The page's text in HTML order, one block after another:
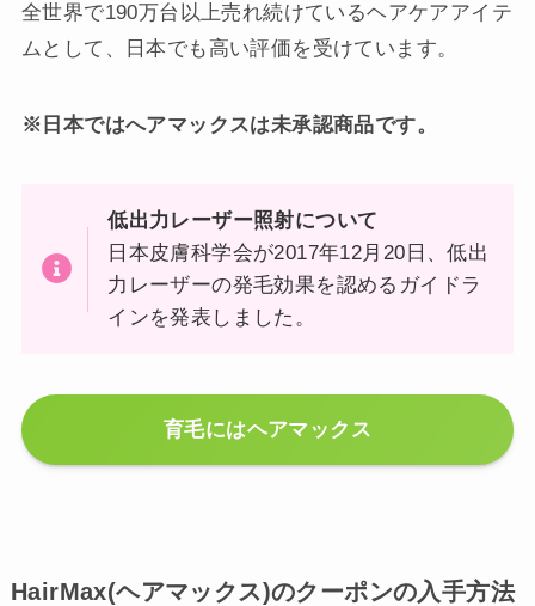
全世界で190万台以上売れ続けているヘアケアアイテ
ムとして、日本でも高い評価を受けています。
※日本ではへアマックスは未承認商品です。
低出力レーザー照射について
日本皮膚科学会が2017年12月20日、低出
力レーザーの発毛効果を認めるガイドラ
インを発表しました。
育毛にはヘアマックス
HairMax(ヘアマックス)のクーポンの入手方法